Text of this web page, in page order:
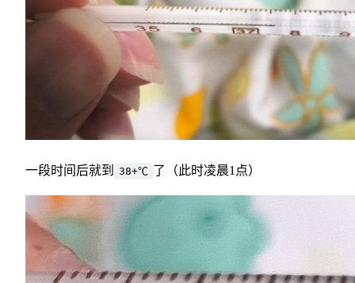
一段时间后就到 38+℃ 了（此时凌晨1点）